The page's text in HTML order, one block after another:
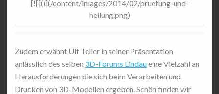
[![]()](/content/images/2014/02/pruefung-und-
heilung.png)
Zudem erwähnt Ulf Teller in seiner Präsentation
anlässlich des selben 3D-Forums Lindaueine Vielzahl an
Herausforderungen die sich beim Verarbeiten und
Drucken von 3D-Modellen ergeben. Schön finden wir